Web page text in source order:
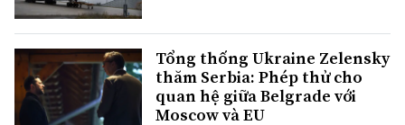
Tổng thống Ukraine Zelensky
thăm Serbia: Phép thử cho
quan hệ giữa Belgrade với
Moscow và EU